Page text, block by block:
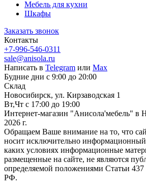
Мебель для кухни
Шкафы
Заказать звонок
Контакты
+7-996-546-0311
sale@anisola.ru
Написать в Telegram или Max
Будние дни с 9:00 до 20:00
Склад
Новосибирск, ул. Кирзаводская 1
Вт,Чт с 17:00 до 19:00
Интернет-магазин "Анисола'мебель" в
2026 г.
Обращаем Ваше внимание на то, что
носит исключительно
каких условиях информационные
размещенные на сайте, не являются
определяемой положениями Статьи 437
РФ.